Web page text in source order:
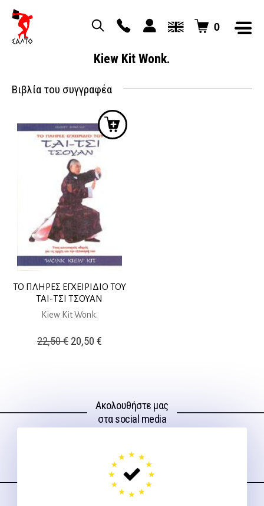
0
Kiew Kit Wonk.
Βιβλία του συγγραφέα
ΤΟ ΠΛΗΡΕΣ ΕΓΧΕΙΡΙΔΙΟ ΤΟΥ
ΤΑΙ-ΤΣΙ ΤΣΟΥΑΝ
Kiew Kit Wonk.
22,50€ Original
20,50 €Η
20,50 €.
Ακολουθήστε μας
στα social media